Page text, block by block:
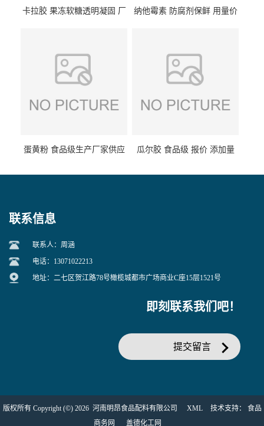
卡拉胶 果冻软糖透明凝固 厂
纳他霉素 防腐剂保鲜 用量价
蛋黄粉 食品级生产厂家供应 瓜尔胶 食品级 报价 添加量
联系信息
联系人：周涵
电话：13071022213
地址：二七区贺江路78号橄榄城都市广场商业C座15层1521号
即刻联系我们吧！
提交留言
版权所有 Copyright (©) 2026 河南明昂食品配料有限公司 XML 技术支持： 食品
商务网
盖德化工网